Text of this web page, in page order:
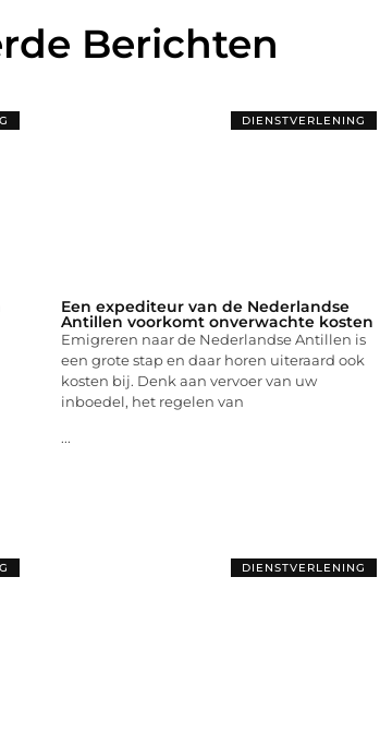
Berichten
DIENSTVERLENING
Een expediteur van de Nederlandse
Antillen voorkomt onverwachte kosten
Emigreren naar de Nederlandse Antillen is
een grote stap en daar horen uiteraard ook
kosten bij. Denk aan vervoer van uw
inboedel, het regelen van
...
DIENSTVERLENING